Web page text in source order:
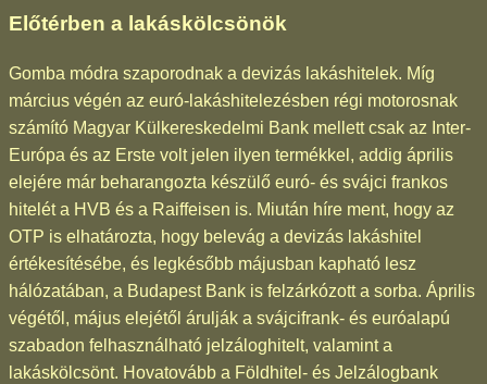
Előtérben a lakáskölcsönök
Gomba módra szaporodnak a devizás lakáshitelek. Míg
március végén az euró-lakáshitelezésben régi motorosnak
számító Magyar Külkereskedelmi Bank mellett csak az Inter-
Európa és az Erste volt jelen ilyen termékkel, addig április
elejére már beharangozta készülő euró- és svájci frankos
hitelét a HVB és a Raiffeisen is. Miután híre ment, hogy az
OTP is elhatározta, hogy belevág a devizás lakáshitel
értékesítésébe, és legkésőbb májusban kapható lesz
hálózatában, a Budapest Bank is felzárkózott a sorba. Április
végétől, május elejétől árulják a svájcifrank- és euróalapú
szabadon felhasználható jelzáloghitelt, valamint a
lakáskölcsönt. Hovatovább a Földhitel- és Jelzálogbank